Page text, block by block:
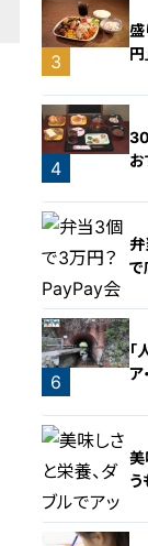
2
3
盛
円
4
5
弁
で
6
ア
美
う